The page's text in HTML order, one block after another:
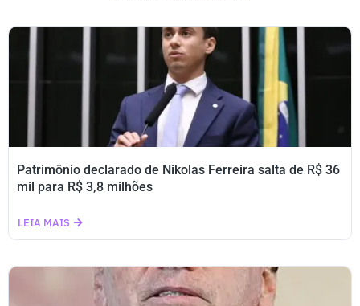
Patrimônio declarado de Nikolas Ferreira salta de R$ 36
mil para R$ 3,8 milhões
LEIA MAIS